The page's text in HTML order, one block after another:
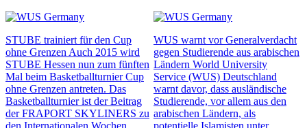
STUBE trainiert für den Cup
ohne Grenzen Auch 2015 wird
STUBE Hessen nun zum fünften
Mal beim Basketballturnier Cup
ohne Grenzen antreten. Das
Basketballturnier ist der Beitrag
der FRAPORT SKYLINERS zu
den Internationalen Wochen
WUS warnt vor Generalverdacht
gegen Studierende aus arabischen
Ländern World University
Service (WUS) Deutschland
warnt davor, dass ausländische
Studierende, vor allem aus den
arabischen Ländern, als
potentielle Islamisten unter